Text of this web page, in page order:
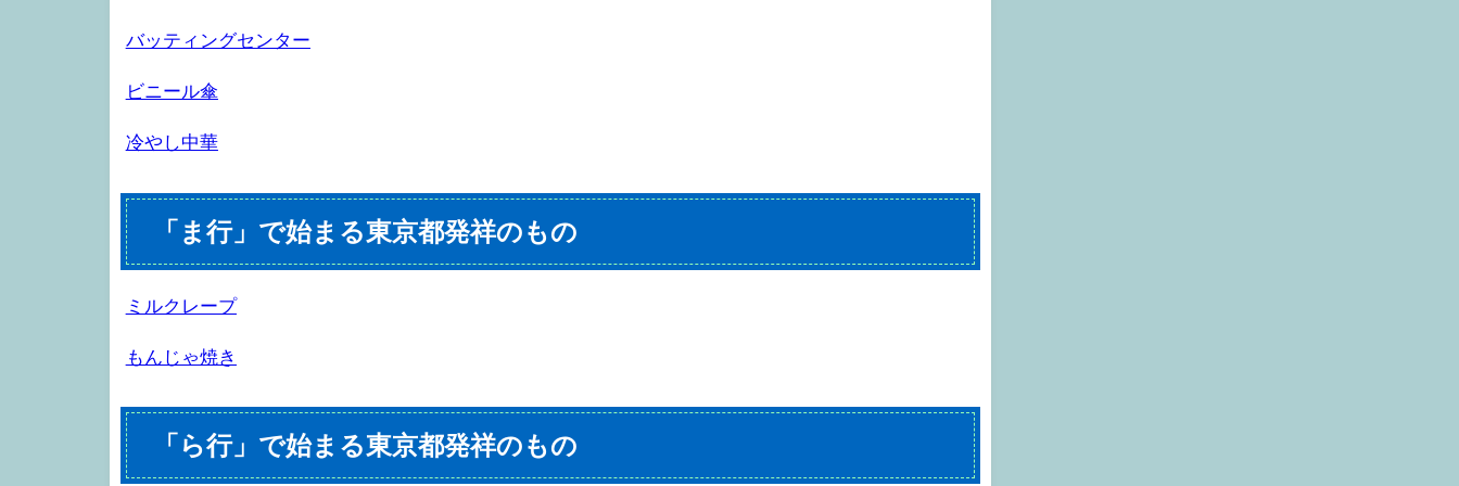
バッティングセンター
ビニール傘
冷やし中華
「ま行」で始まる東京都発祥のもの
ミルクレープ
もんじゃ焼き
「ら行」で始まる東京都発祥のもの